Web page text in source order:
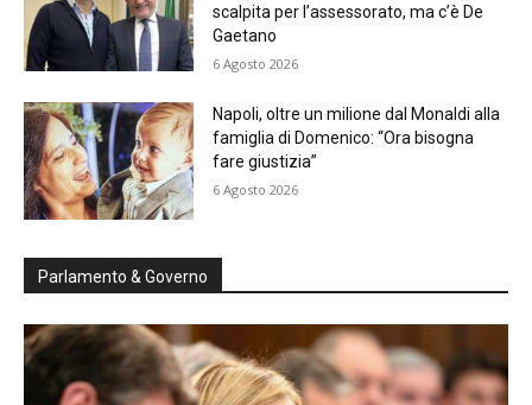
scalpita per l’assessorato, ma c’è De
Gaetano
6 Agosto 2026
Napoli, oltre un milione dal Monaldi alla
famiglia di Domenico: “Ora bisogna
fare giustizia”
6 Agosto 2026
Parlamento & Governo